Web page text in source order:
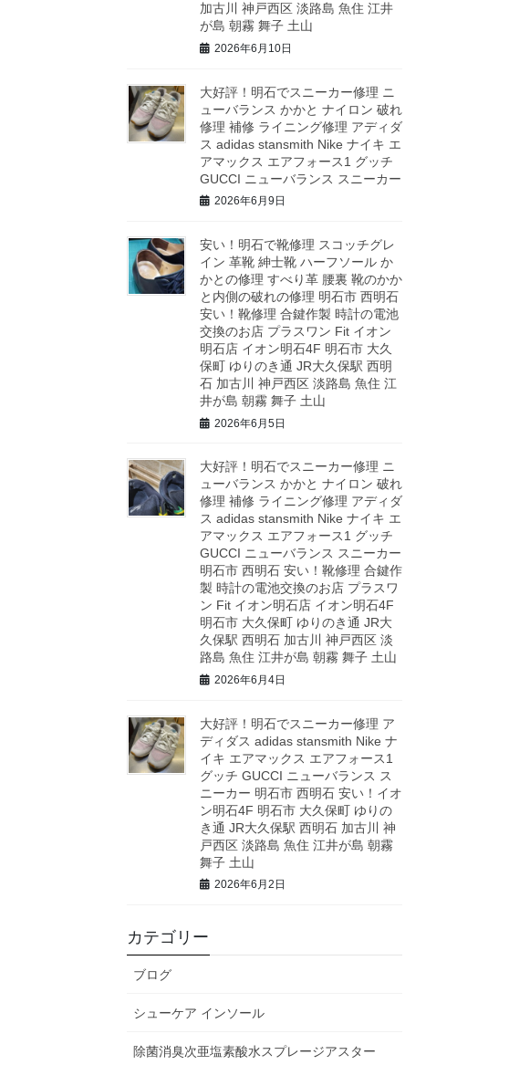
加古川 神戸西区 淡路島 魚住 江井
が島 朝霧 舞子 土山
2026年6月10日
大好評！明石でスニーカー修理 ニ
ューバランス かかと ナイロン 破れ
修理 補修 ライニング修理 アディダ
ス adidas stansmith Nike ナイキ エ
アマックス エアフォース1 グッチ
GUCCI ニューバランス スニーカー
2026年6月9日
安い！明石で靴修理 スコッチグレ
イン 革靴 紳士靴 ハーフソール か
かとの修理 すべり革 腰裏 靴のかか
と内側の破れの修理 明石市 西明石
安い！靴修理 合鍵作製 時計の電池
交換のお店 プラスワン Fit イオン
明石店 イオン明石4F 明石市 大久
保町 ゆりのき通 JR大久保駅 西明
石 加古川 神戸西区 淡路島 魚住 江
井が島 朝霧 舞子 土山
2026年6月5日
大好評！明石でスニーカー修理 ニ
ューバランス かかと ナイロン 破れ
修理 補修 ライニング修理 アディダ
ス adidas stansmith Nike ナイキ エ
アマックス エアフォース1 グッチ
GUCCI ニューバランス スニーカー
明石市 西明石 安い！靴修理 合鍵作
製 時計の電池交換のお店 プラスワ
ン Fit イオン明石店 イオン明石4F
明石市 大久保町 ゆりのき通 JR大
久保駅 西明石 加古川 神戸西区 淡
路島 魚住 江井が島 朝霧 舞子 土山
2026年6月4日
大好評！明石でスニーカー修理 ア
ディダス adidas stansmith Nike ナ
イキ エアマックス エアフォース1
グッチ GUCCI ニューバランス ス
ニーカー 明石市 西明石 安い！イオ
ン明石4F 明石市 大久保町 ゆりの
き通 JR大久保駅 西明石 加古川 神
戸西区 淡路島 魚住 江井が島 朝霧
舞子 土山
2026年6月2日
カテゴリー
ブログ
シューケア インソール
除菌消臭次亜塩素酸水スプレージアスター